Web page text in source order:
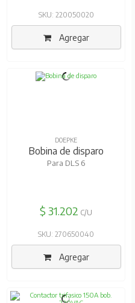
SKU: 220050020
Agregar
DOEPKE
Bobina de disparo
Para DLS 6
$ 31.202 C/U
SKU: 270650040
Agregar